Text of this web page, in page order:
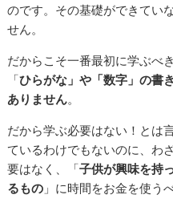
のです。その基礎ができてい
せん。
だからこそ一番最初に学ぶべ
「ひらがな」や「数字」の書
ありません。
だから学ぶ必要はない！とは
ているわけでもないのに、わ
要はなく、「子供が興味を持
るもの 」に時間をお金を使う